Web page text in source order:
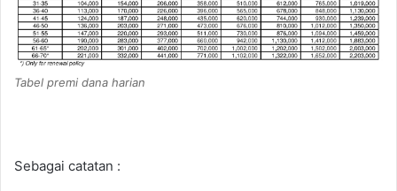
Tabel premi dana harian
Sebagai catatan :